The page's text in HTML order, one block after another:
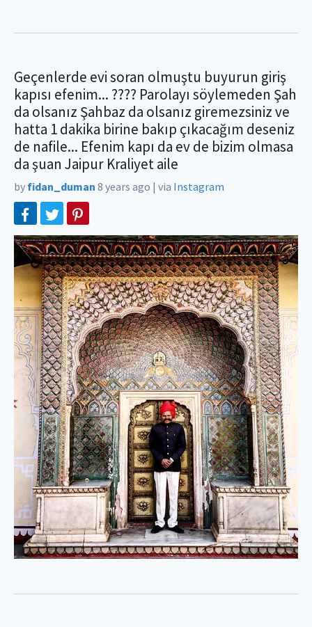
Geçenlerde evi soran olmuştu buyurun giriş
kapısı efenim... ???? Parolayı söylemeden Şah
da olsanız Şahbaz da olsanız giremezsiniz ve
hatta 1 dakika birine bakıp çıkacağım deseniz
de nafile... Efenim kapı da ev de bizim olmasa
da şuan Jaipur Kraliyet aile
by fidan_duman 8 years ago | via Instagram